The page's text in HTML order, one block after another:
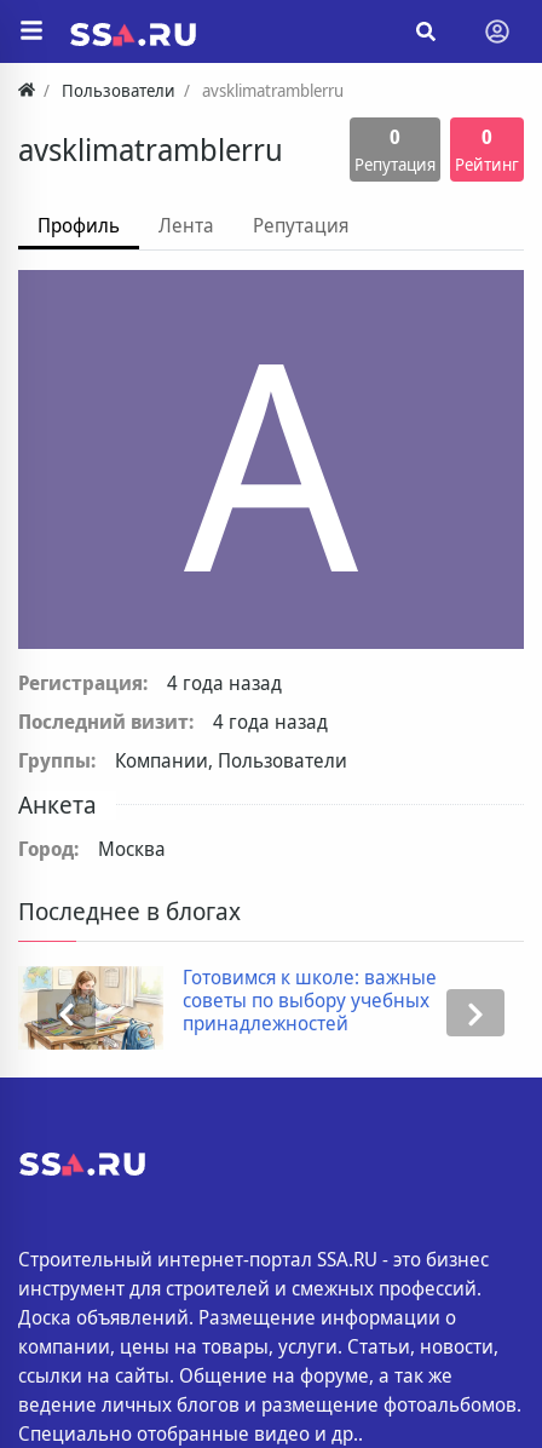
Пользователи avsklimatramblerru
avsklimatramblerru 0
Репутация
0
Рейтинг
Профиль Лента Репутация
A
Регистрация:
4 года назад
Последний визит:
4 года назад
Группы:
Компании, Пользователи
Анкета
Город: Москва
Последнее в блогах
Готовимся к школе: важные
советы по выбору учебных
принадлежностей
Строительный интернет-портал SSA.RU - это бизнес
инструмент для строителей и смежных профессий.
Доска объявлений. Размещение информации о
компании, цены на товары, услуги. Статьи, новости,
ссылки на сайты. Общение на форуме, а так же
ведение личных блогов и размещение фотоальбомов.
Специально отобранные видео и др..